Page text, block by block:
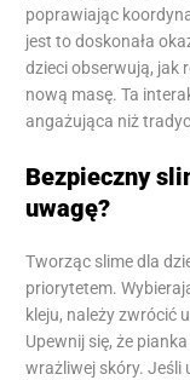
poprawiając
jest to doskonała
dzieci obserwują, jak
nową masę. Ta
angażująca niż
Bezpieczny
uwagę?
Tworząc slime dla
priorytetem.
kleju, należy zwrócić
Upewnij się, że
wrażliwej skóry. Jeśli